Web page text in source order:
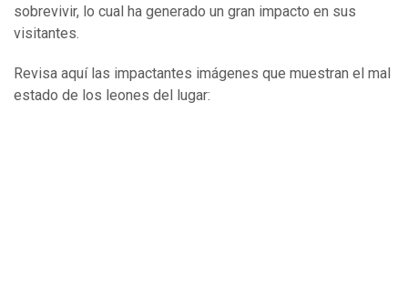
sobrevivir, lo cual ha generado un gran impacto en sus
visitantes.
Revisa aquí las impactantes imágenes que muestran el mal
estado de los leones del lugar: